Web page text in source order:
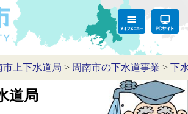
市上下水道局 > 周南市の下水道事業 > 下
道局